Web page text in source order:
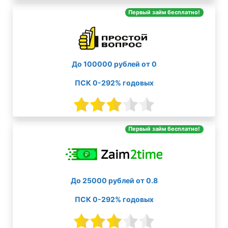
Первый займ бесплатно!
До 100000 рублей от 0
ПСК 0-292% годовых
Первый займ бесплатно!
До 25000 рублей от 0.8
ПСК 0-292% годовых